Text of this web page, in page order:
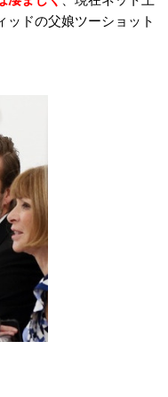
ッドの父娘ツーショット